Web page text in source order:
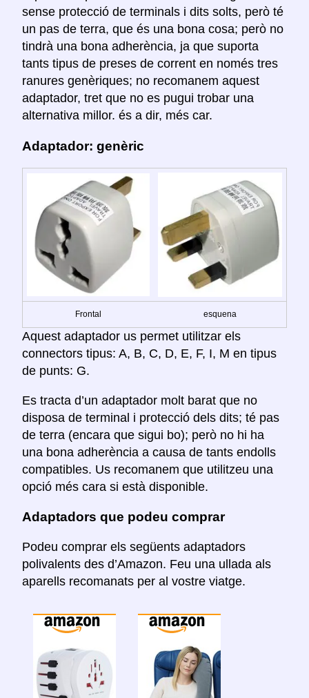
sense protecció de terminals i dits solts, però té
un pas de terra, que és una bona cosa; però no
tindrà una bona adherència, ja que suporta
tants tipus de preses de corrent en només tres
ranures genèriques; no recomanem aquest
adaptador, tret que no es pugui trobar una
alternativa millor. és a dir, més car.
Adaptador: genèric
Frontal esquena
Aquest adaptador us permet utilitzar els
connectors tipus: A, B, C, D, E, F, I, M en tipus
de punts: G.
Es tracta d’un adaptador molt barat que no
disposa de terminal i protecció dels dits; té pas
de terra (encara que sigui bo); però no hi ha
una bona adherència a causa de tants endolls
compatibles. Us recomanem que utilitzeu una
opció més cara si està disponible.
Adaptadors que podeu comprar
Podeu comprar els següents adaptadors
polivalents des d’Amazon. Feu una ullada als
aparells recomanats per al vostre viatge.